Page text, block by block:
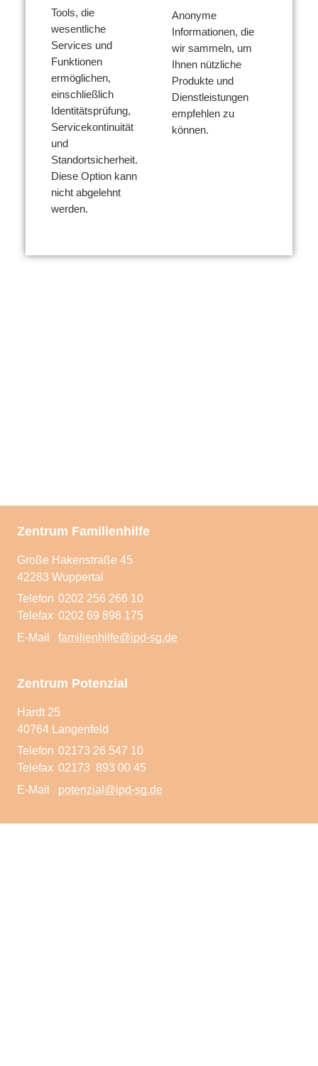
Anfrage stellen
Leistungen
Aufgaben
Auslagerung eines
Pflegekinderdienstes
Pflegefamilie Plus
Beratungsangebote
Zentrum Familienhilfe
Große Hakenstraße 45
42283 Wuppertal
Telefon 0202 256 266 10
Telefax 0202 69 898 175
E-Mail
familienhilfe@ipd-sg.de
Zentrum Potenzial
Hardt 25
40764 Langenfeld
Telefon 02173 26 547 10
Telefax 02173 893 00 45
E-Mail
potenzial@ipd-sg.de
Tools, die
wesentliche
Services und
Funktionen
ermöglichen,
einschließlich
Identitätsprüfung,
Servicekontinuität
und
Standortsicherheit.
Diese Option kann
nicht abgelehnt
werden.
Anonyme
Informationen, die
wir sammeln, um
Ihnen nützliche
Produkte und
Dienstleistungen
empfehlen zu
können.